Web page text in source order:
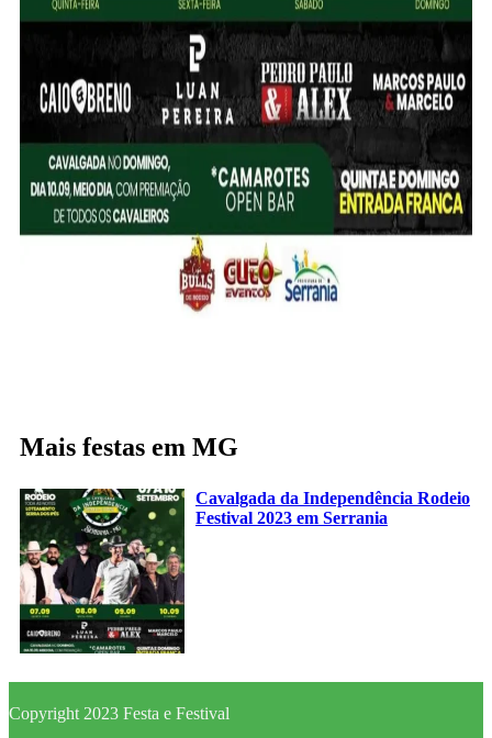
Mais festas em MG
Cavalgada da Independência Rodeio
Festival 2023 em Serrania
Copyright 2023 Festa e Festival